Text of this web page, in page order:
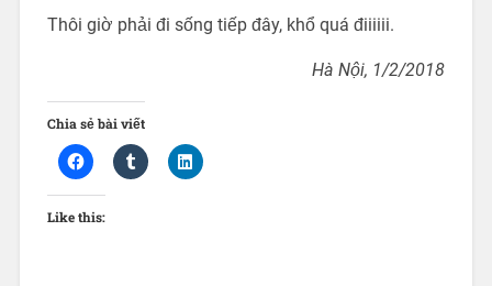
Thôi giờ phải đi sống tiếp đây, khổ quá điiiiii.
Hà Nội, 1/2/2018
Chia sẻ bài viết
Like this: